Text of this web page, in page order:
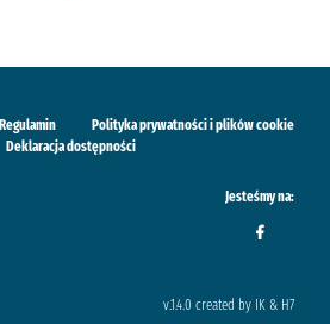
Regulamin
Polityka prywatności i plików cookie
Deklaracja dostępności
Jesteśmy na:
v.1.4.0 created by IK & H7